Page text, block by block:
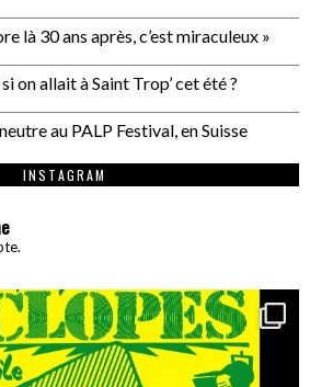
là 30 ans après, c’est miraculeux »
on allait à Saint Trop’ cet été ?
au PALP Festival, en Suisse
INSTAGRAM